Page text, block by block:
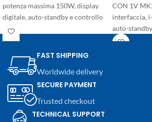
potenza massima 150W, display
digitale, auto-standby e controllo
One-Touch. Versione solo unità
base, compatibile con utensili
dissaldatura.
CON 1V
interfaccia,
auto-
controllo
FAST SHIPPING
Worldwide delivery
SECURE PAYMENT
Trusted checkout
TECHNICAL SUPPORT